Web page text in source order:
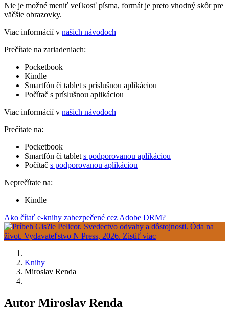
Nie je možné meniť veľkosť písma, formát je preto vhodný skôr pre
väčšie obrazovky.
Viac informácií v našich návodoch
Prečítate na zariadeniach:
Pocketbook
Kindle
Smartfón či tablet s príslušnou aplikáciou
Počítač s príslušnou aplikáciou
Viac informácií v našich návodoch
Prečítate na:
Pocketbook
Smartfón či tablet s podporovanou aplikáciou
Počítač s podporovanou aplikáciou
Neprečítate na:
Kindle
Ako čítať e-knihy zabezpečené cez Adobe DRM?
Knihy
Miroslav Renda
Autor Miroslav Renda